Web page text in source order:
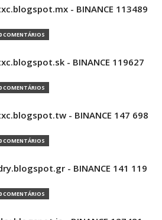
- BINANCE 113489
COMENTÁRIOS
- BINANCE 119627
COMENTÁRIOS
- BINANCE 147 698
COMENTÁRIOS
- BINANCE 141 119
COMENTÁRIOS